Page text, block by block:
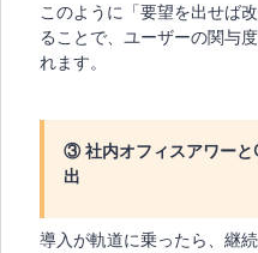
このように「要望を出せば
ることで、ユーザーの関与
れます。
③ 社内オフィスアワー
出
導入が軌道に乗ったら、継